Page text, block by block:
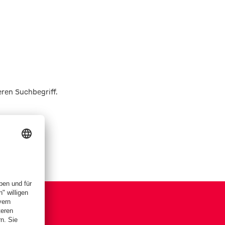
Suchbegriff.